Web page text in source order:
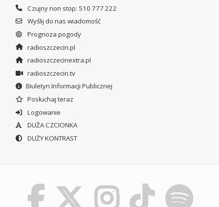
Czujny non stop: 510 777 222
Wyślij do nas wiadomość
Prognoza pogody
radioszczecin.pl
radioszczecinextra.pl
radioszczecin.tv
Biuletyn Informacji Publicznej
Posłuchaj teraz
Logowanie
DUŻA CZCIONKA
DUŻY KONTRAST